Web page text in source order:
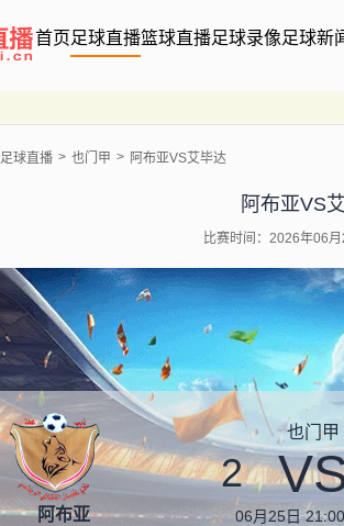
首页足球直播篮球直播足球录像足球新
足球直播 也门甲 阿布亚VS艾毕达
阿布亚VS
比赛时间：2026年06
阿布亚
也门甲
2
06月25日 21:00